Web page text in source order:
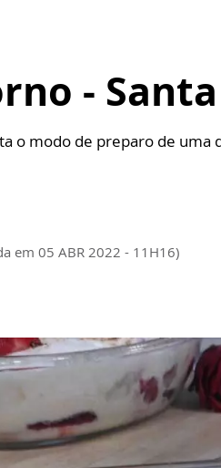
-
o modo de preparo de uma
em 05 ABR 2022 - 11H16)